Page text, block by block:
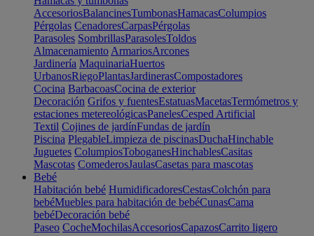
AccesoriosBalancinesTumbonasHamacasColumpios
Pérgolas CenadoresCarpasPérgolas
Parasoles SombrillasParasolesToldos
Almacenamiento ArmariosArcones
Jardinería MaquinariaHuertos
UrbanosRiegoPlantasJardinerasCompostadores
Cocina BarbacoasCocina de exterior
Decoración Grifos y fuentesEstatuasMacetasTermómetros y
estaciones metereológicasPanelesCesped Artificial
Textil Cojines de jardínFundas de jardín
Piscina PlegableLimpieza de piscinasDuchaHinchable
Juguetes ColumpiosToboganesHinchablesCasitas
Mascotas ComederosJaulasCasetas para mascotas
Bebé
Habitación bebé HumidificadoresCestasColchón para
bebéMuebles para habitación de bebéCunasCama
bebéDecoración bebé
Paseo CocheMochilasAccesoriosCapazosCarrito ligero